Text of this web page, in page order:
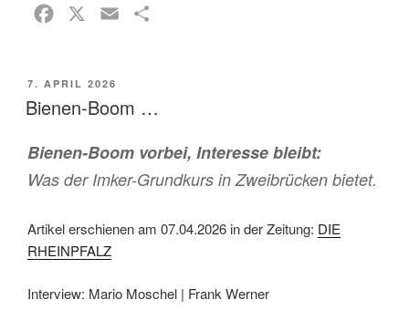
e
b
k
l
e
VERÖFFENTLICHT
AM
7. APRIL 2026
Bienen-Boom …
Bienen-Boom vorbei, Interesse bleibt:
Was der Imker-Grundkurs in Zweibrücken bietet.
Artikel erschienen am 07.04.2026 in der Zeitung: DIE
RHEINPFALZ
Interview: Mario Moschel | Frank Werner